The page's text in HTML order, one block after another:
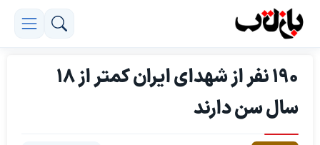
۱۹۰ نفر از شهدای ایران کمتر از ۱۸
سال سن دارند